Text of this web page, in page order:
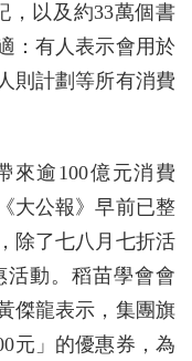
，以及約33萬個書
：有人表示會用於
則計劃等所有消費
來逾100億元消費
大公報》早前已整
除了七八月七折活
動。稻苗學會會
傑龍表示，集團旗
元」的優惠券，為